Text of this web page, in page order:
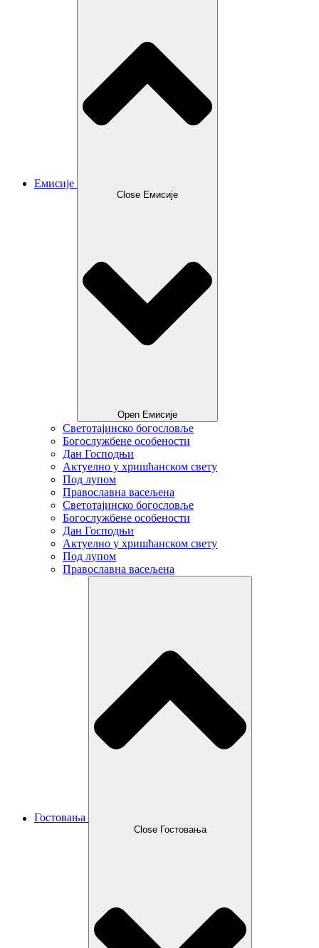
Емисије
Close Емисије
Open Емисије
Светотајинско богословље
Богослужбене особености
Дан Господњи
Актуелно у хришћанском свету
Под лупом
Православна васељена
Светотајинско богословље
Богослужбене особености
Дан Господњи
Актуелно у хришћанском свету
Под лупом
Православна васељена
Гостовања
Close Гостовања